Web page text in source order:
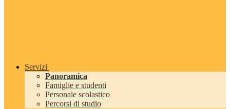
Servizi
Panoramica
Famiglie e studenti
Personale scolastico
Percorsi di studio